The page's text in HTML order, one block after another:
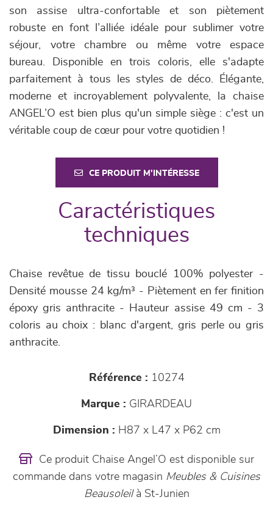
son assise ultra-confortable et son piètement
robuste en font l’alliée idéale pour sublimer votre
séjour, votre chambre ou même votre espace
bureau. Disponible en trois coloris, elle s'adapte
parfaitement à tous les styles de déco. Élégante,
moderne et incroyablement polyvalente, la chaise
ANGEL’O est bien plus qu'un simple siège : c'est un
véritable coup de cœur pour votre quotidien !
CE PRODUIT M'INTÉRESSE
Caractéristiques
techniques
Chaise revêtue de tissu bouclé 100% polyester -
Densité mousse 24 kg/m³ - Piètement en fer finition
époxy gris anthracite - Hauteur assise 49 cm - 3
coloris au choix : blanc d'argent, gris perle ou gris
anthracite.
Référence : 10274
Marque : GIRARDEAU
Dimension : H87 x L47 x P62 cm
Ce produit Chaise Angel’O est disponible sur
commande dans votre magasin Meubles & Cuisines
Beausoleilà St-Junien